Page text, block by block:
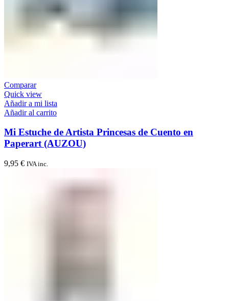
Comparar
Quick view
Añadir a mi lista
Añadir al carrito
Mi Estuche de Artista Princesas de Cuento en
Paperart (AUZOU)
9,95 € IVA inc.